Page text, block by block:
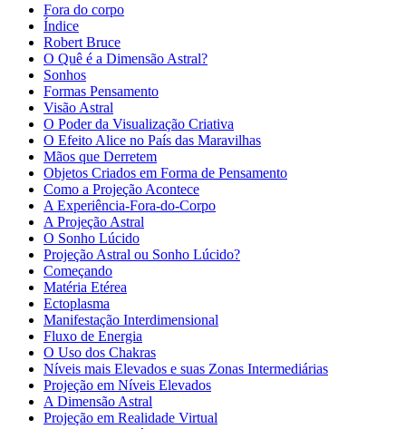
Fora do corpo
Índice
Robert Bruce
O Quê é a Dimensão Astral?
Sonhos
Formas Pensamento
Visão Astral
O Poder da Visualização Criativa
O Efeito Alice no País das Maravilhas
Mãos que Derretem
Objetos Criados em Forma de Pensamento
Como a Projeção Acontece
A Experiência-Fora-do-Corpo
A Projeção Astral
O Sonho Lúcido
Projeção Astral ou Sonho Lúcido?
Começando
Matéria Etérea
Ectoplasma
Manifestação Interdimensional
Fluxo de Energia
O Uso dos Chakras
Níveis mais Elevados e suas Zonas Intermediárias
Projeção em Níveis Elevados
A Dimensão Astral
Projeção em Realidade Virtual